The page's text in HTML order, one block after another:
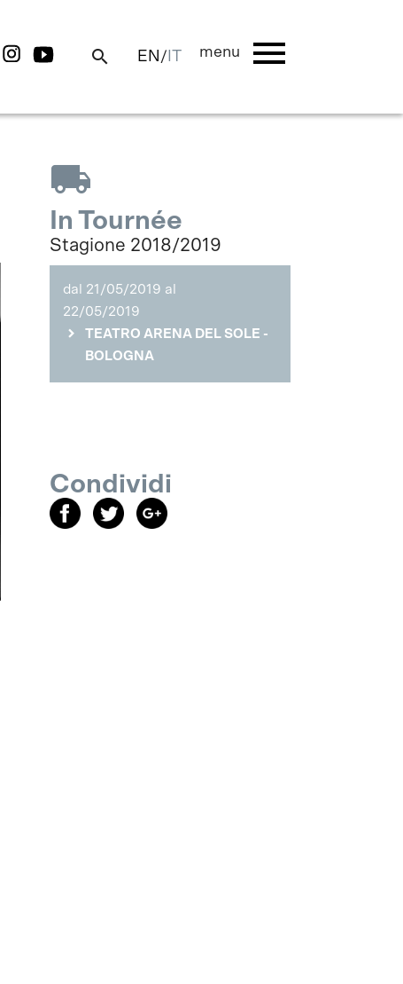
search EN / IT menu menu
local_shipping
In Tournée
Stagione 2018/2019
dal 21/05/2019 al
22/05/2019
TEATRO ARENA DEL SOLE -
BOLOGNA
Condividi